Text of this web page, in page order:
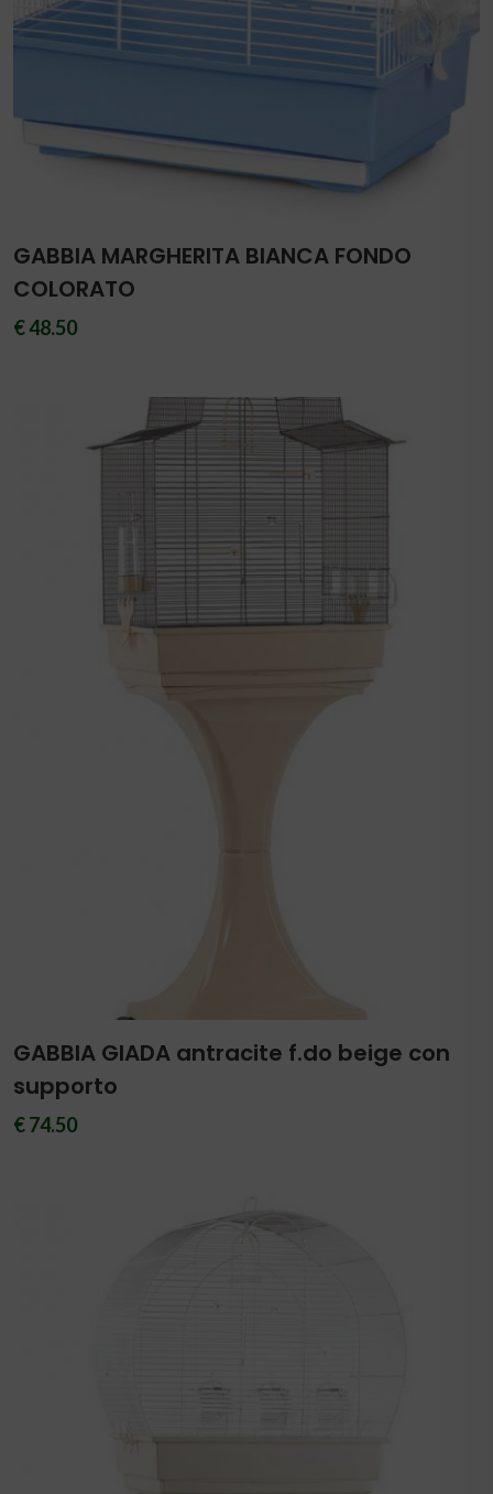
GABBIA MARGHERITA BIANCA FONDO
COLORATO
€ 48.50
GABBIA GIADA antracite f.do beige con
supporto
€ 74.50